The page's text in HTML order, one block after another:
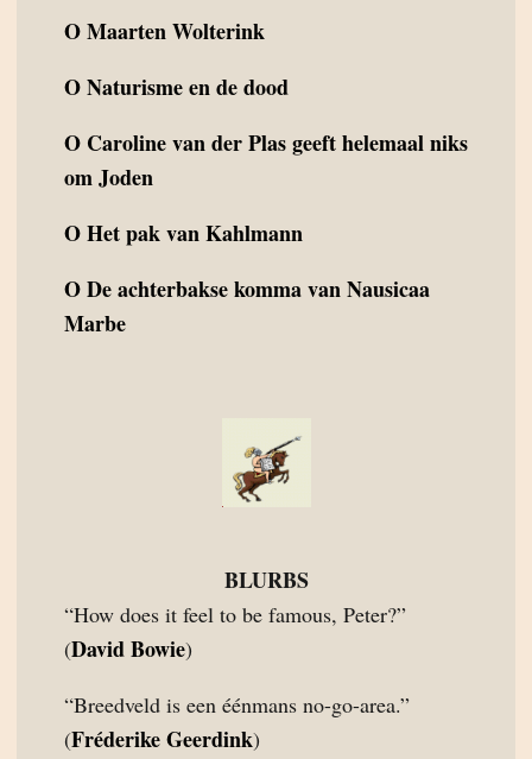
OMaarten Wolterink
ONaturisme en de dood
O Caroline van der Plas geeft helemaal niks
om Joden
OHet pak van Kahlmann
ODe achterbakse komma van Nausicaa
Marbe
BLURBS
“How does it feel to be famous, Peter?”
(David Bowie)
“Breedveld is een éénmans no-go-area.”
(Fréderike Geerdink)